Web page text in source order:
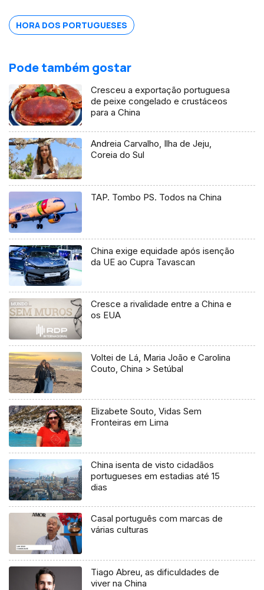
HORA DOS PORTUGUESES
Pode também gostar
Cresceu a exportação portuguesa
de peixe congelado e crustáceos
para a China
Andreia Carvalho, Ilha de Jeju,
Coreia do Sul
TAP. Tombo PS. Todos na China
China exige equidade após isenção
da UE ao Cupra Tavascan
Cresce a rivalidade entre a China e
os EUA
Voltei de Lá, Maria João e Carolina
Couto, China > Setúbal
Elizabete Souto, Vidas Sem
Fronteiras em Lima
China isenta de visto cidadãos
portugueses em estadias até 15
dias
Casal português com marcas de
várias culturas
Tiago Abreu, as dificuldades de
viver na China